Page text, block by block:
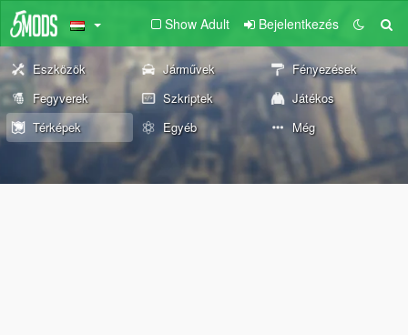
Show Adult Bejelentkezés
Eszközök Járművek
Fényezések
Fegyverek
Szkriptek
Játékos
Térképek
Egyéb Még